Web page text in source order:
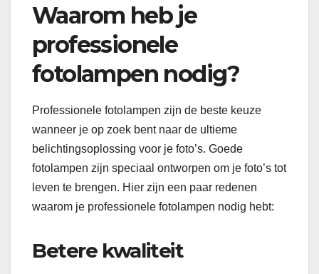
Waarom heb je
professionele
fotolampen nodig?
Professionele fotolampen zijn de beste keuze
wanneer je op zoek bent naar de ultieme
belichtingsoplossing voor je foto’s. Goede
fotolampen zijn speciaal ontworpen om je foto’s tot
leven te brengen. Hier zijn een paar redenen
waarom je professionele fotolampen nodig hebt:
Betere kwaliteit